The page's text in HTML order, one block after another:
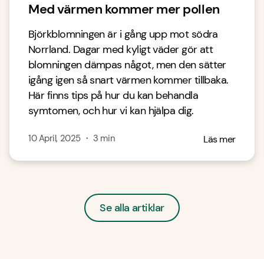
Med värmen kommer mer pollen
Björkblomningen är i gång upp mot södra
Norrland. Dagar med kyligt väder gör att
blomningen dämpas något, men den sätter
igång igen så snart värmen kommer tillbaka.
Här finns tips på hur du kan behandla
symtomen, och hur vi kan hjälpa dig.
10 April, 2025・ 3 min Läs mer
Se alla artiklar